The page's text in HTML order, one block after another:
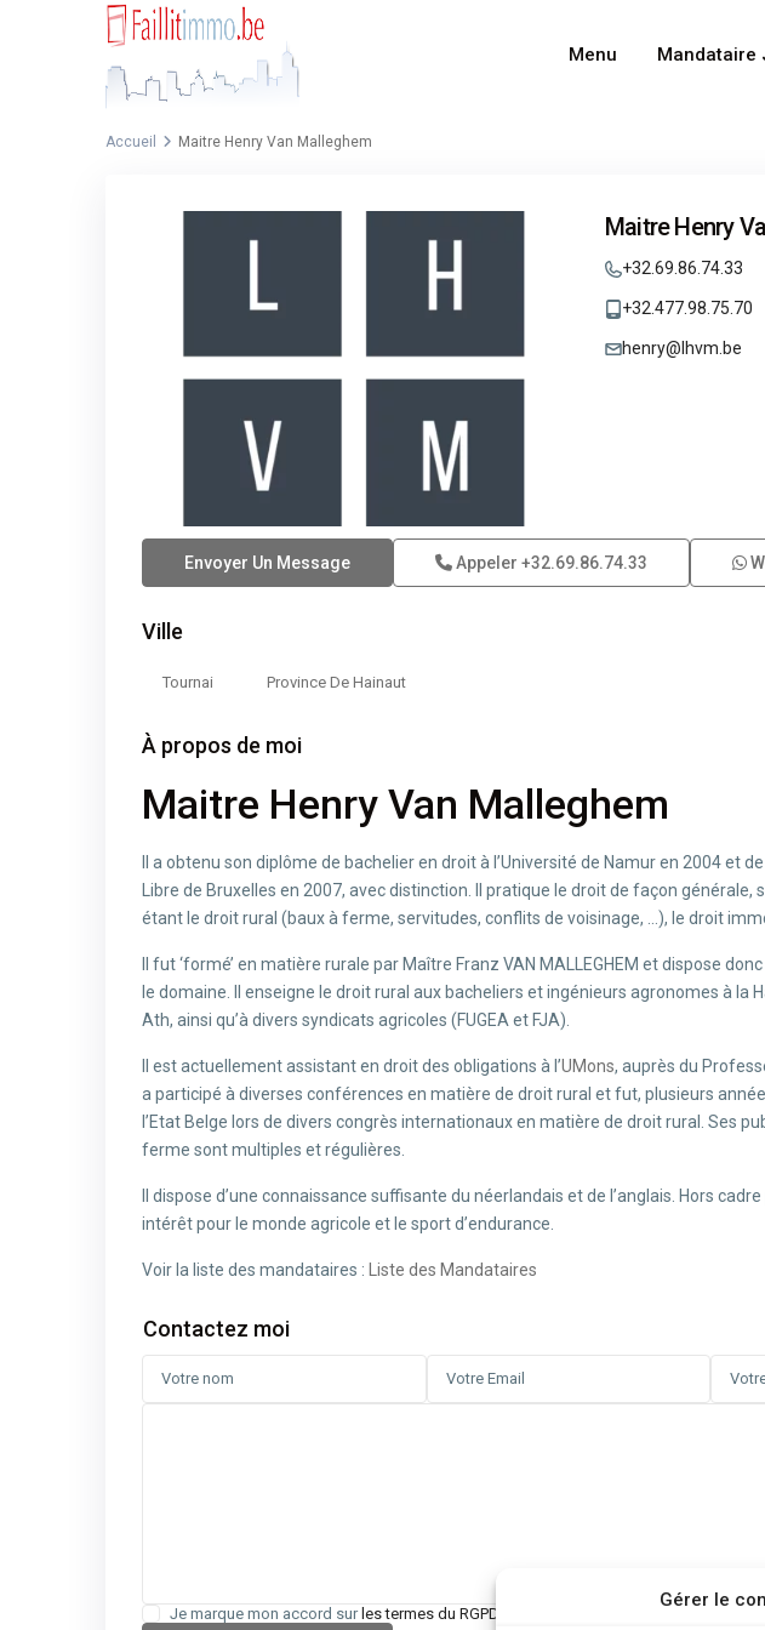
Gérer le
Menu Mandataire
Accueil Maitre Henry Van Malleghem
Maitre Henry
+32.69.86.74.33
+32.477.98.75.70
henry@lhvm.be
Envoyer Un Message Appeler +32.69.86.74.33
Ville
Tournai Province De Hainaut
À propos de moi
Maitre Henry Van Malleghem
Il a obtenu son diplôme de bachelier en droit à l’Université de Namur en 2004 et
Libre de Bruxelles en 2007, avec distinction. Il pratique le droit de façon
étant le droit rural (baux à ferme, servitudes, conflits de voisinage, …), le droit
Il fut ‘formé’ en matière rurale par Maître Franz VAN MALLEGHEM et dispose
le domaine. Il enseigne le droit rural aux bacheliers et ingénieurs agronomes à la
Ath, ainsi qu’à divers syndicats agricoles (FUGEA et FJA).
Il est actuellement assistant en droit des obligations à l’UMons, auprès du
a participé à diverses conférences en matière de droit rural et fut, plusieurs
l’Etat Belge lors de divers congrès internationaux en matière de droit rural. Ses
ferme sont multiples et régulières.
Il dispose d’une connaissance suffisante du néerlandais et de l’anglais. Hors
intérêt pour le monde agricole et le sport d’endurance.
Voir la liste des mandataires : Liste des Mandataires
Contactez moi
Je marque mon accord sur les termes du RGPD